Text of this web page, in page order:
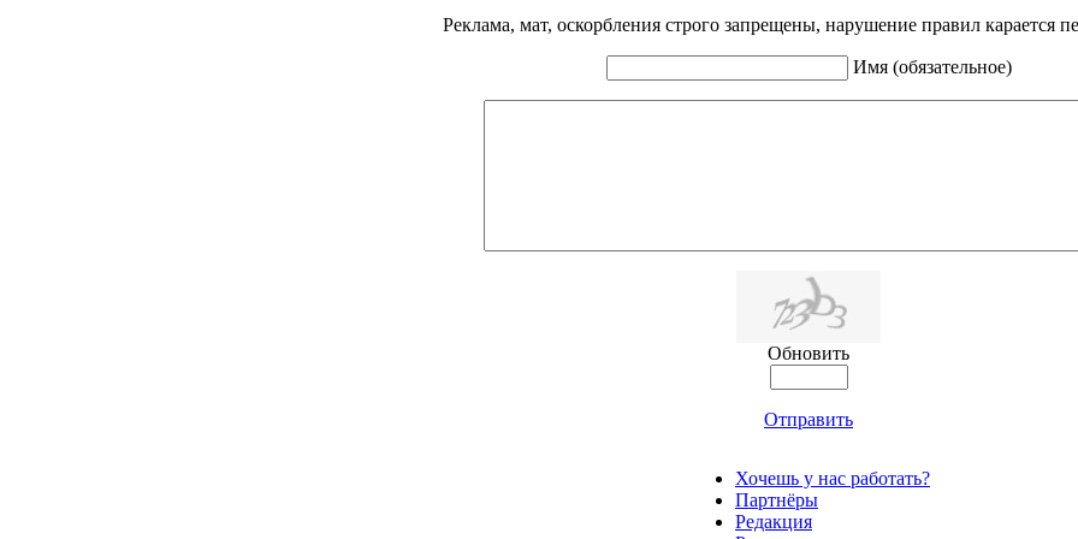
Реклама, мат, оскорбления строго запрещены, нарушение правил карается
Имя (обязательное)
Обновить
Отправить
Хочешь у нас работать?
Партнёры
Редакция